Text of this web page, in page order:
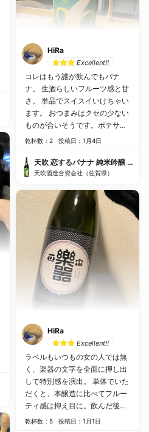
HiRa
Excellent!!
コレはもう誰が飲んでもバナ
ナ。 生酒らしいフルーツ感と甘
さ。 単品でスイスイいけちゃい
ます。 おつまみはクセの少ない
ものが合いそうです。ポテサラ
とか、カリカリベーコンとか良
乾杯数：2 投稿日：1月4日
天吹 恋するバナナ 純米吟醸 生
天吹酒造合資会社（佐賀県）
HiRa
Excellent!!
ラベルもいつもの女の人では無
く、楽器の文字を全面に押し出
して特別感を演出。 単体でいた
だくと、本醸造に比べてフルー
ティ感は抑え目に。飲んだ後に
しっかりとお酒を飲んだと感じ
乾杯数：5 投稿日：1月1日